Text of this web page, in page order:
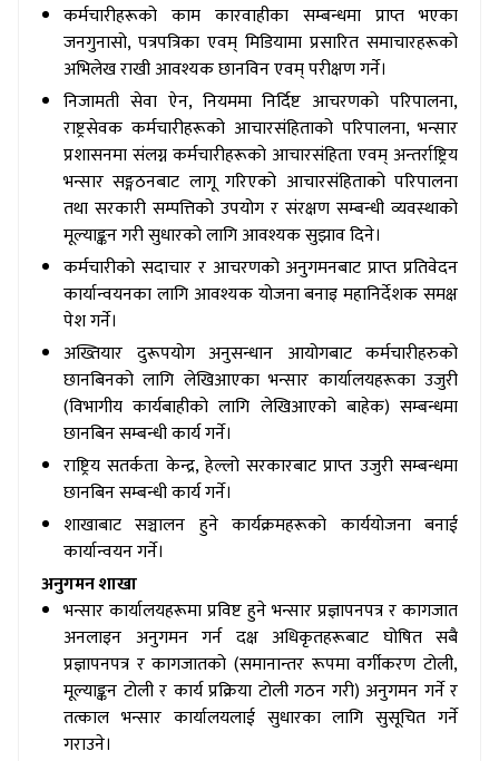
कर्मचारीहरूको काम कारवाहीका सम्बन्धमा प्राप्त भएका
जनगुनासो, पत्रपत्रिका एवम् मिडियामा प्रसारित समाचारहरूको
अभिलेख राखी आवश्यक छानविन एवम् परीक्षण गर्ने।
निजामती सेवा ऐन, नियममा निर्दिष्ट आचरणको परिपालना,
राष्ट्रसेवक कर्मचारीहरूको आचारसंहिताको परिपालना, भन्सार
प्रशासनमा संलग्न कर्मचारीहरूको आचारसंहिता एवम् अन्तर्राष्ट्रिय
भन्सार सङ्गठनबाट लागू गरिएको आचारसंहिताको परिपालना
तथा सरकारी सम्पत्तिको उपयोग र संरक्षण सम्बन्धी व्यवस्थाको
मूल्याङ्कन गरी सुधारको लागि आवश्यक सुझाव दिने।
कर्मचारीको सदाचार र आचरणको अनुगमनबाट प्राप्त प्रतिवेदन
कार्यान्वयनका लागि आवश्यक योजना बनाइ महानिर्देशक समक्ष
पेश गर्ने।
अख्तियार दुरूपयोग अनुसन्धान आयोगबाट कर्मचारीहरुको
छानबिनको लागि लेखिआएका भन्सार कार्यालयहरूका उजुरी
(विभागीय कार्यबाहीको लागि लेखिआएको बाहेक) सम्बन्धमा
छानबिन सम्बन्धी कार्य गर्ने।
राष्ट्रिय सतर्कता केन्द्र, हेल्लो सरकारबाट प्राप्त उजुरी सम्बन्धमा
छानबिन सम्बन्धी कार्य गर्ने।
शाखाबाट सञ्चालन हुने कार्यक्रमहरूको कार्ययोजना बनाई
कार्यान्वयन गर्ने।
अनुगमन शाखा
भन्सार कार्यालयहरूमा प्रविष्ट हुने भन्सार प्रज्ञापनपत्र र कागजात
अनलाइन अनुगमन गर्न दक्ष अधिकृतहरूबाट घोषित सबै
प्रज्ञापनपत्र र कागजातको (समानान्तर रूपमा वर्गीकरण टोली,
मूल्याङ्कन टोली र कार्य प्रक्रिया टोली गठन गरी) अनुगमन गर्ने र
तत्काल भन्सार कार्यालयलाई सुधारका लागि सुसूचित गर्ने
गराउने।